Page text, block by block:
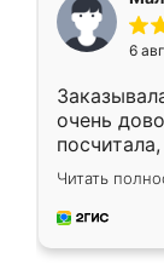
6
очень
Замерщик
делу со
за день,
Читать